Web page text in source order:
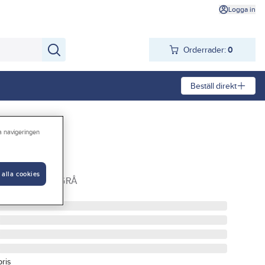
Logga in
Orderrader: 0
Beställ direkt
GRÅ
navigeringen
alla cookies